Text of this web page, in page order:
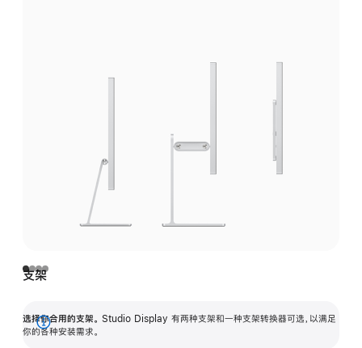
支架
选择你合用的支架。 Studio Display 有两种支架和一种支架转换器可选，以满足
你的各种安装需求。
展